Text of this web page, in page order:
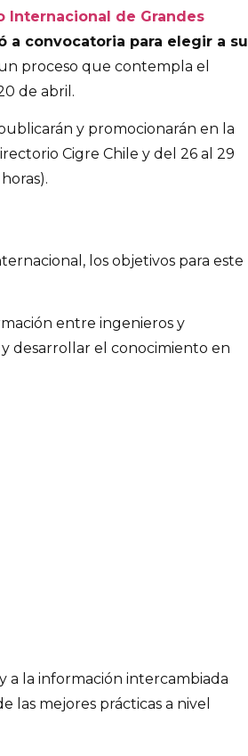
Internacional de Grandes
a convocatoria para elegir a su
proceso que contempla el
de abril.
y promocionarán en la
Cigre Chile y del 26 al 29
los objetivos para este
entre ingenieros y
y desarrollar el conocimiento en
a la información intercambiada
las mejores prácticas a nivel